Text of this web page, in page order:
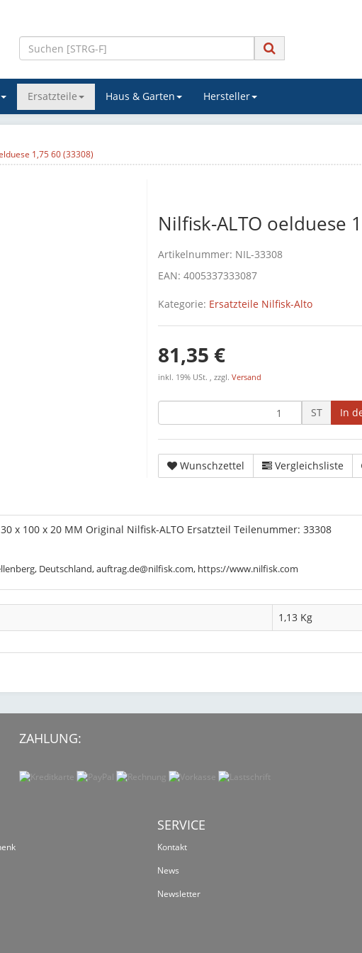
Ersatzteile Haus & Garten Hersteller
1,75 60 (33308)
Nilfisk-ALTO oelduese
Artikelnummer: NIL-33308
EAN: 4005337333087
Kategorie: Ersatzteile Nilfisk-Alto
81,35 €
inkl. 19% USt. , zzgl. Versand
ST In
Wunschzettel Vergleichsliste
x 100 x 20 MM Original Nilfisk-ALTO Ersatzteil Teilenummer: 33308
Deutschland, auftrag.de@nilfisk.com, https://www.nilfisk.com
1,13 Kg
ZAHLUNG:
SERVICE
Kontakt
News
Newsletter